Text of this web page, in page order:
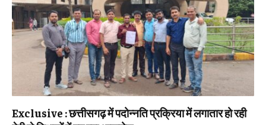
Exclusive : छत्तीसगढ़ में पदोन्नति प्रक्रिया में लगातार हो रही